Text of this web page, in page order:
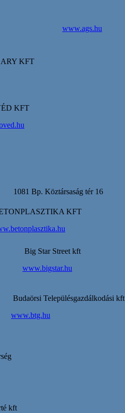
www.ags.hu
KFT
KFT
1081 Bp. Köztársaság tér 16
KFT
Big Star Street kft
www.bigstar.hu
Budaörsi Településgazdálkodási kft
www.btg.hu
kft